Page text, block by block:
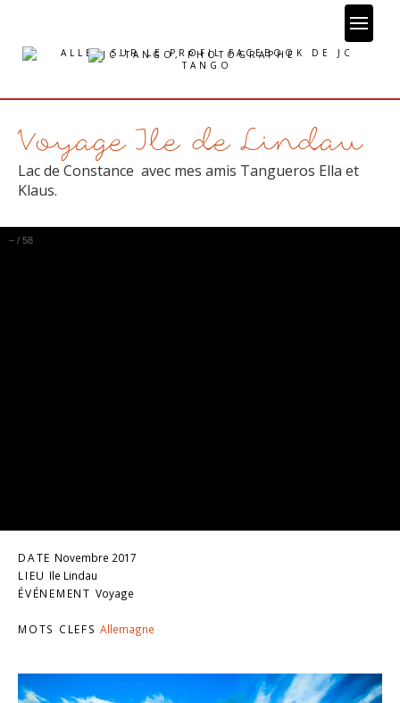
contenu
Voyage Ile de Lindau
Lac de Constance avec mes amis Tangueros Ella et
Klaus.
– / 58
DATE Novembre 2017
LIEU Ile Lindau
ÉVÉNEMENT Voyage
MOTS CLEFS Allemagne